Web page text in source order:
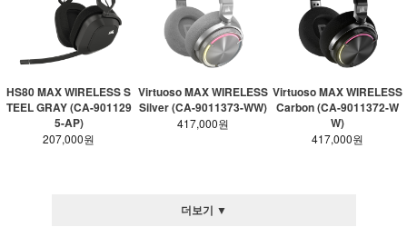
HS80 MAX WIRELESS S
TEEL GRAY (CA-901129
5-AP)
207,000원
Virtuoso MAX WIRELESS
Silver (CA-9011373-WW)
417,000원
Virtuoso MAX WIRELESS
Carbon (CA-9011372-W
W)
417,000원
더보기 ▼